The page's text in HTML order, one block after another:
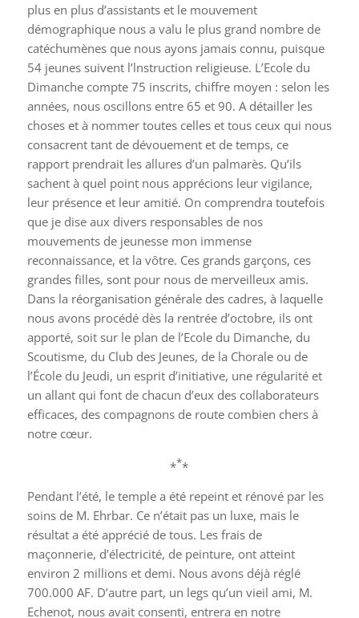
plus en plus d’assistants et le mouvement
démographique nous a valu le plus grand nombre de
catéchumènes que nous ayons jamais connu, puisque
54 jeunes suivent l’lnstruction religieuse. L’Ecole du
Dimanche compte 75 inscrits, chiffre moyen : selon les
années, nous oscillons entre 65 et 90. A détailler les
choses et à nommer toutes celles et tous ceux qui nous
consacrent tant de dévouement et de temps, ce
rapport prendrait les allures d’un palmarès. Qu’ils
sachent à quel point nous apprécions leur vigilance,
leur présence et leur amitié. On comprendra toutefois
que je dise aux divers responsables de nos
mouvements de jeunesse mon immense
reconnaissance, et la vôtre. Ces grands garçons, ces
grandes filles, sont pour nous de merveilleux amis.
Dans la réorganisation générale des cadres, à laquelle
nous avons procédé dès la rentrée d’octobre, ils ont
apporté, soit sur le plan de l’Ecole du Dimanche, du
Scoutisme, du Club des Jeunes, de la Chorale ou de
l’École du Jeudi, un esprit d’initiative, une régularité et
un allant qui font de chacun d’eux des collaborateurs
efficaces, des compagnons de route combien chers à
notre cœur.
***
Pendant l’été, le temple a été repeint et rénové par les
soins de M. Ehrbar. Ce n’était pas un luxe, mais le
résultat a été apprécié de tous. Les frais de
maçonnerie, d’électricité, de peinture, ont atteint
environ 2 millions et demi. Nous avons déjà réglé
700.000 AF. D’autre part, un legs qu’un vieil ami, M.
Echenot, nous avait consenti, entrera en notre